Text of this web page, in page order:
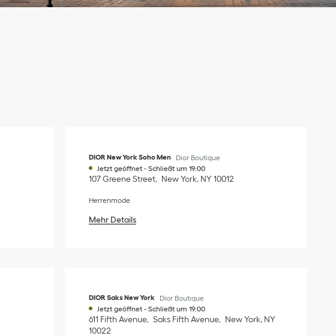
DIOR New York Soho Men
Dior Boutique
Jetzt geöffnet - Schließt um 19:00
107 Greene Street New York, NY10012
Herrenmode
Mehr Details
DIOR Saks New York
Dior Boutique
Jetzt geöffnet - Schließt um 19:00
611 Fifth Avenue Saks Fifth Avenue New York, NY
10022